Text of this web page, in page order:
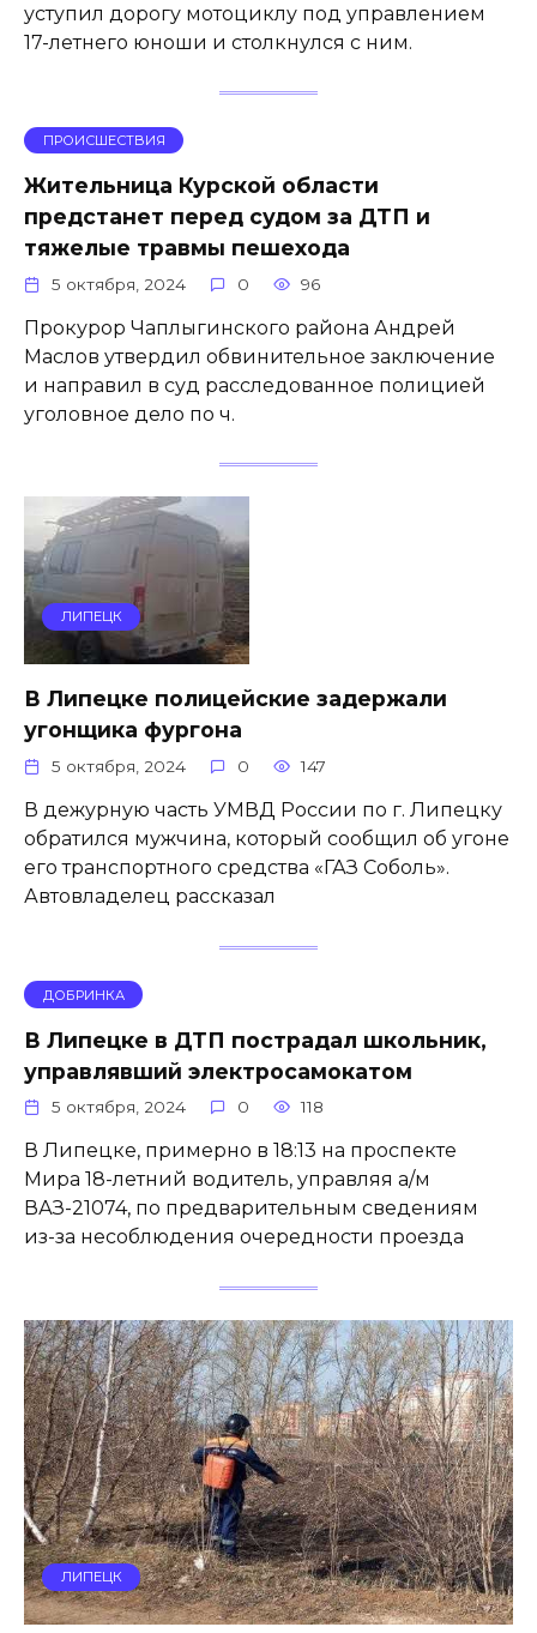
уступил дорогу мотоциклу под управлением
17-летнего юноши и столкнулся с ним.
ПРОИСШЕСТВИЯ
Жительница Курской области
предстанет перед судом за ДТП и
тяжелые травмы пешехода
5 октября, 2024 0 96
Прокурор Чаплыгинского района Андрей
Маслов утвердил обвинительное заключение
и направил в суд расследованное полицией
уголовное дело по ч.
ЛИПЕЦК
В Липецке полицейские задержали
угонщика фургона
5 октября, 2024 0 147
В дежурную часть УМВД России по г. Липецку
обратился мужчина, который сообщил об угоне
его транспортного средства «ГАЗ Соболь».
Автовладелец рассказал
ДОБРИНКА
В Липецке в ДТП пострадал школьник,
управлявший электросамокатом
5 октября, 2024 0 118
В Липецке, примерно в 18:13 на проспекте
Мира 18-летний водитель, управляя а/м
ВАЗ-21074, по предварительным сведениям
из-за несоблюдения очередности проезда
ЛИПЕЦК